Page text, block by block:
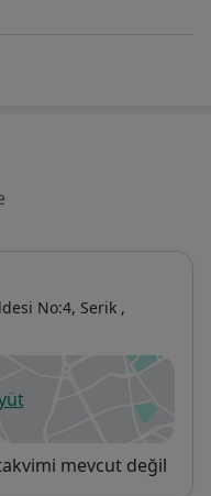
No:4, Serik ,
sekmede açılır
mevcut değil